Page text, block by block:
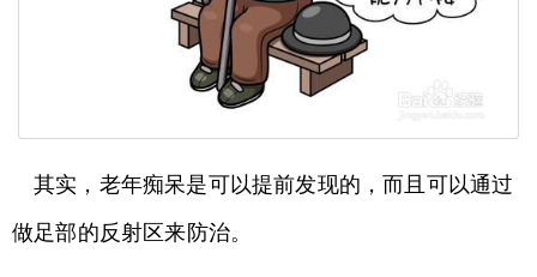
其实，老年痴呆是可以提前发现的，而且可以通过
做足部的反射区来防治。